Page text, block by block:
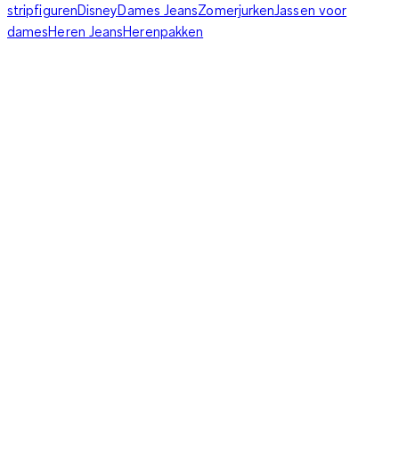
stripfigurenDisneyDames JeansZomerjurkenJassen voor
damesHeren JeansHerenpakken